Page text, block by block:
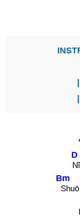
|
|
D
Bm